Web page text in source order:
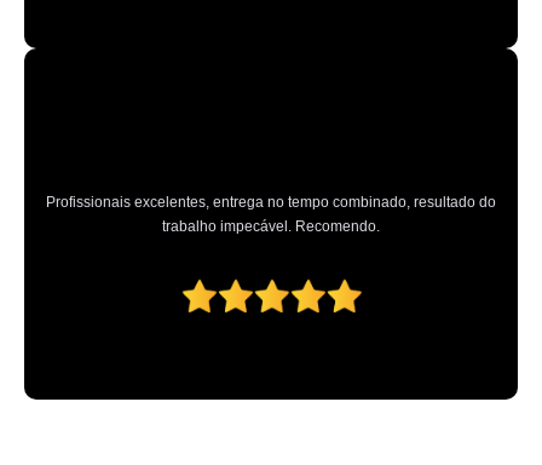
Profissionais excelentes, entrega no tempo combinado, resultado do
trabalho impecável. Recomendo.